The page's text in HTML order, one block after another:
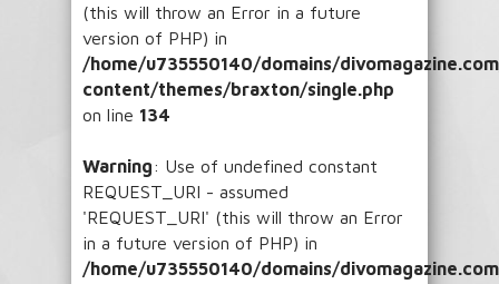
(this will throw an Error in a future
version of PHP) in
/home/u735550140/domains/
content/themes/braxton/single.php
on line 134
Warning: Use of undefined constant
REQUEST_URI - assumed
'REQUEST_URI' (this will throw an Error
in a future version of PHP) in
/home/u735550140/domains/